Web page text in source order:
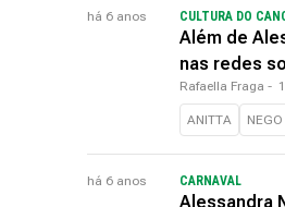
há 6 anos CULTURA DO
Além de
nas redes
Rafaella Fraga -
ANITTA
há 6 anos CARNAVAL
Alessandra